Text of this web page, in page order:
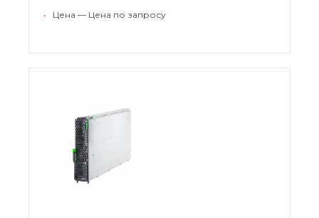
поэтому спрос на него растет с каждым днем.
• Цена — Цена по запросу